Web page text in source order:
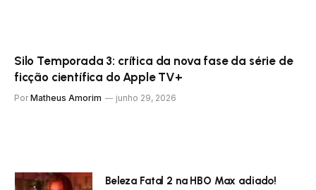
Silo Temporada 3: crítica da nova fase da série de
ficção científica do Apple TV+
Por Matheus Amorim junho 29, 2026
Beleza Fatal 2 na HBO Max adiado!